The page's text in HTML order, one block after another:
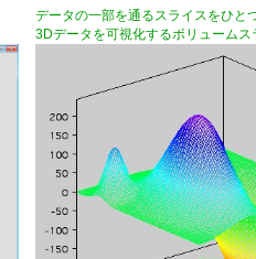
データの一部を通るスライスをひと
3Dデータを可視化するボリュームス